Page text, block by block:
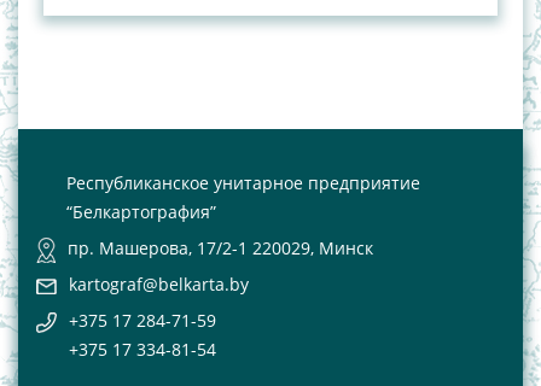
Республиканское унитарное предприятие
“Белкартография”
пр. Машерова, 17/2-1 220029, Минск
kartograf@belkarta.by
+375 17 284-71-59
+375 17 334-81-54